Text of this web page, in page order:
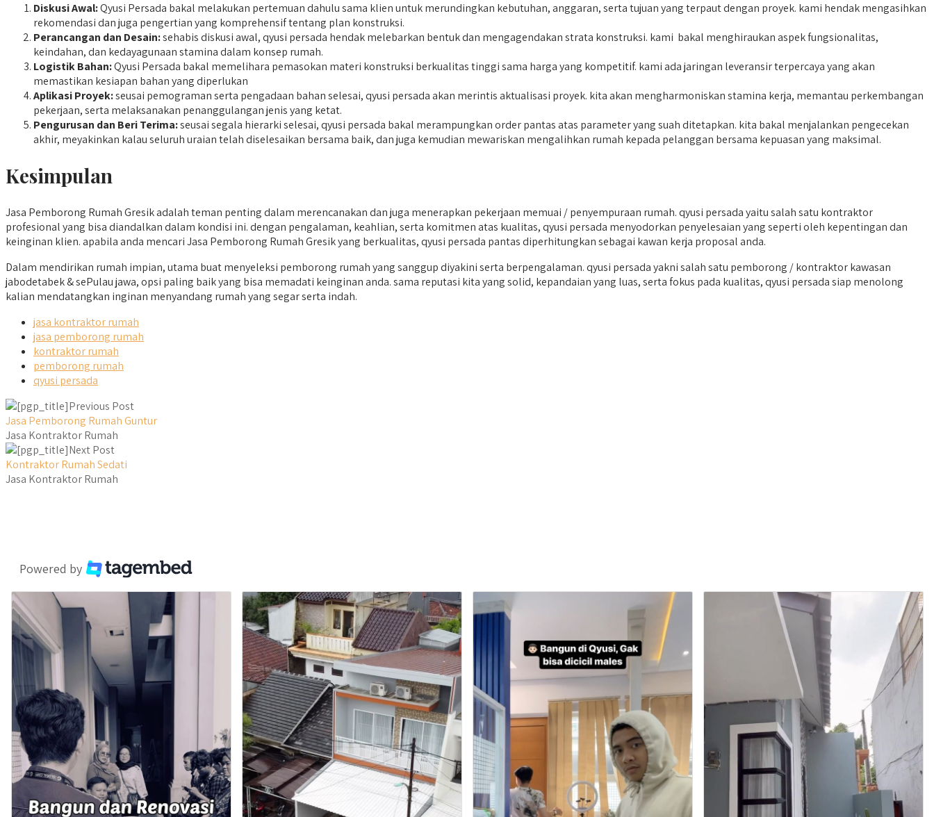
Diskusi Awal:Qyusi Persada bakal melakukan pertemuan dahulu sama klien untuk merundingkan kebutuhan, anggaran, serta tujuan yang terpaut dengan proyek. kami hendak mengasihkan
rekomendasi dan juga pengertian yang komprehensif tentang plan konstruksi.
Perancangan dan Desain:sehabis diskusi awal, qyusi persada hendak melebarkan bentuk dan mengagendakan strata konstruksi. kami bakal menghiraukan aspek fungsionalitas,
keindahan, dan kedayagunaan stamina dalam konsep rumah.
Logistik Bahan:Qyusi Persada bakal memelihara pemasokan materi konstruksi berkualitas tinggi sama harga yang kompetitif. kami ada jaringan leveransir terpercaya yang akan
memastikan kesiapan bahan yang diperlukan
Aplikasi Proyek:seusai pemograman serta pengadaan bahan selesai, qyusi persada akan merintis aktualisasi proyek. kita akan mengharmoniskan stamina kerja, memantau perkembangan
pekerjaan, serta melaksanakan penanggulangan jenis yang ketat.
Pengurusan dan Beri Terima:seusai segala hierarki selesai, qyusi persada bakal merampungkan order pantas atas parameter yang suah ditetapkan. kita bakal menjalankan pengecekan
akhir, meyakinkan kalau seluruh uraian telah diselesaikan bersama baik, dan juga kemudian mewariskan mengalihkan rumah kepada pelanggan bersama kepuasan yang maksimal.
Kesimpulan
Jasa Pemborong Rumah Gresik adalah teman penting dalam merencanakan dan juga menerapkan pekerjaan memuai / penyempuraan rumah. qyusi persada yaitu salah satu kontraktor
profesional yang bisa diandalkan dalam kondisi ini. dengan pengalaman, keahlian, serta komitmen atas kualitas, qyusi persada menyodorkan penyelesaian yang seperti oleh kepentingan dan
keinginan klien. apabila anda mencari Jasa Pemborong Rumah Gresik yang berkualitas, qyusi persada pantas diperhitungkan sebagai kawan kerja proposal anda.
Dalam mendirikan rumah impian, utama buat menyeleksi pemborong rumah yang sanggup diyakini serta berpengalaman. qyusi persada yakni salah satu pemborong / kontraktor kawasan
jabodetabek & sePulau jawa, opsi paling baik yang bisa memadati keinginan anda. sama reputasi kita yang solid, kepandaian yang luas, serta fokus pada kualitas, qyusi persada siap menolong
kalian mendatangkan inginan menyandang rumah yang segar serta indah.
jasa kontraktor rumah
jasa pemborong rumah
kontraktor rumah
pemborong rumah
qyusi persada
Previous Post
Jasa Pemborong Rumah Guntur
Jasa Kontraktor Rumah
Next Post
Kontraktor Rumah Sedati
Jasa Kontraktor Rumah
Powered by